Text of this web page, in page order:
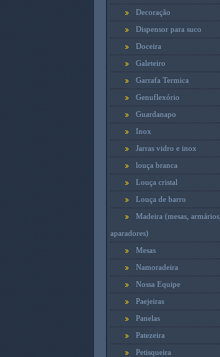
Decoração
Dispensor para suco
Doceira
Galeteiro
Garrafa Termica
Genuflexório
Guardanapo
Inox
Jarras vidro e inox
louça branca
Louça cristal
Louça de barro
Madeira (mesas, armários,
aparadores)
Mesas
Namoradeira
Nossa Equipe
Paejeiras
Panelas
Patezeira
Petisqueira